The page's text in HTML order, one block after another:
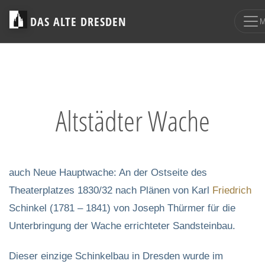
DAS ALTE DRESDEN
Altstädter Wache
auch Neue Hauptwache: An der Ostseite des
Theaterplatzes 1830/32 nach Plänen von Karl Friedrich
Schinkel (1781 – 1841) von Joseph Thürmer für die
Unterbringung der Wache errichteter Sandsteinbau.
Dieser einzige Schinkelbau in Dresden wurde im